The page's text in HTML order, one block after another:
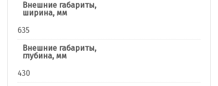
Внешние габариты,
ширина, мм
635
Внешние габариты,
глубина, мм
430